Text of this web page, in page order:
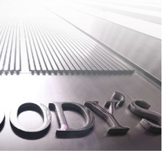
новых кредита на общую сумму свыше $320